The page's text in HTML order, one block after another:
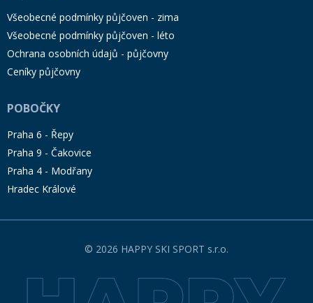
Všeobecné podmínky půjčoven - zima
Všeobecné podmínky půjčoven - léto
Ochrana osobních údajů - půjčovny
Ceníky půjčovny
POBOČKY
Praha 6 - Řepy
Praha 9 - Čakovice
Praha 4 - Modřany
Hradec Králové
© 2026 HAPPY SKI SPORT s.r.o.